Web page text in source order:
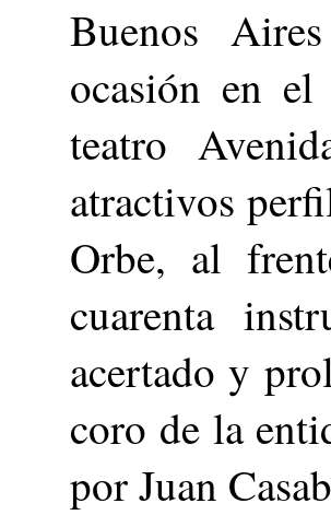
Buenos
ocasión en
teatro
atractivos
Orbe, al
cuarenta
acertado y
coro de la
por Juan